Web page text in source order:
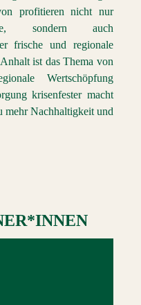
profitieren nicht nur
sondern auch
frische und regionale
ist das Thema von
Wertschöpfung
krisenfester macht
mehr Nachhaltigkeit und